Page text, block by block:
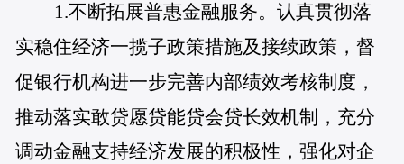
1.不断拓展普惠金融服务。认真贯彻落
实稳住经济一揽子政策措施及接续政策，督
促银行机构进一步完善内部绩效考核制度，
推动落实敢贷愿贷能贷会贷长效机制，充分
调动金融支持经济发展的积极性，强化对企